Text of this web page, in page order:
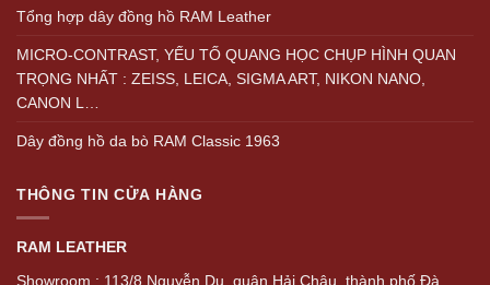
Tổng hợp dây đồng hồ RAM Leather
MICRO-CONTRAST, YẾU TỐ QUANG HỌC CHỤP HÌNH QUAN
TRỌNG NHẤT : ZEISS, LEICA, SIGMA ART, NIKON NANO,
CANON L…
Dây đồng hồ da bò RAM Classic 1963
THÔNG TIN CỬA HÀNG
RAM LEATHER
Showroom : 113/8 Nguyễn Du, quận Hải Châu, thành phố Đà